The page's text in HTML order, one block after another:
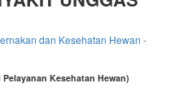
dan Kesehatan Hewan -
Kesehatan Hewan)